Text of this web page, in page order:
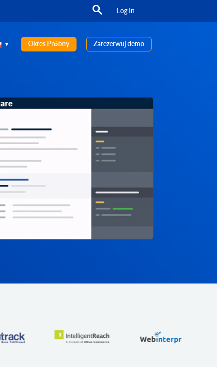
Log In
Okres Próbny Zarezerwuj demo